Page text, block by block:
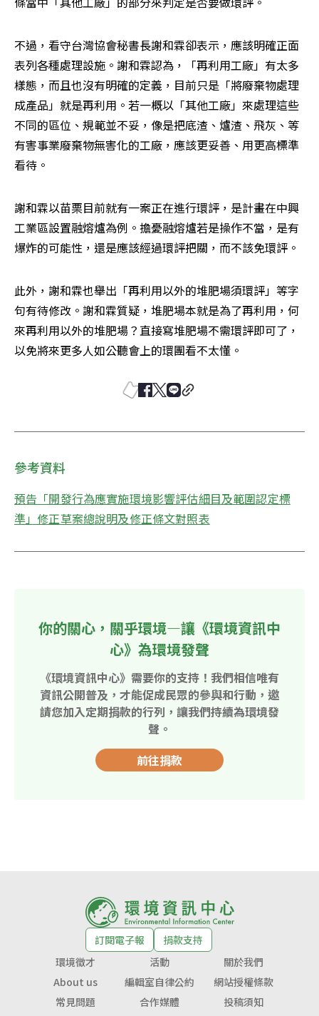
不過，看守台灣協會秘書長謝和霖卻表示，應該明確正面
表列各種處理設施。謝和霖認為，「再利用工廠」有太多
樣態，而且也沒有明確的定義，目前只是「將廢棄物處理
成產品」就是再利用。若一概以「其他工廠」來處理這些
不同的區位、規範並不妥，像是把底渣、爐渣、飛灰、等
有害事業廢棄物無害化的工廠，應該更妥善、用更高標準
看待。
謝和霖以苗栗目前就有一案正在進行環評，是計畫在中興
工業區設置融熔爐為例。擔憂融熔爐若是操作不當，是有
爆炸的可能性，還是應該經過環評把關，而不該免環評。
此外，謝和霖也舉出「再利用以外的堆肥場須環評」等字
句有待修改。謝和霖質疑，堆肥場本就是為了再利用，何
來再利用以外的堆肥場？直接寫堆肥場不需環評即可了，
以免將來更多人如公聽會上的環團看不太懂。
參考資料
預告「開發行為應實施環境影響評估細目及範圍認定標
準」修正草案總說明及修正條文對照表
你的關心，關乎環境—讓《環境資訊中
心》為環境發聲
《環境資訊中心》需要你的支持！我們相信唯有
資訊公開普及，才能促成民眾的參與和行動，邀
請您加入定期捐款的行列，讓我們持續為環境發
聲。
前往捐款
訂閱電子報
捐款支持
環境徵才
活動
關於我們
About us
編輯室自律公約
網站授權條款
常見問題
合作媒體
投稿須知